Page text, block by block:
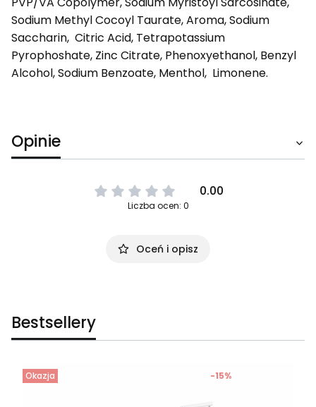
Sodium Methyl Cocoyl Taurate, Aroma, Sodium
Saccharin, Citric Acid, Tetrapotassium
Pyrophoshate, Zinc Citrate, Phenoxyethanol, Benzyl
Alcohol, Sodium Benzoate, Menthol, Limonene.
Opinie
0.00
Liczba ocen: 0
Oceń i opisz
Bestsellery
Okazja -15%